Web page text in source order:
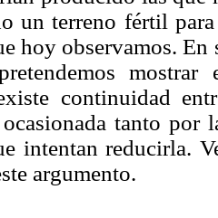
un terreno fértil
hoy observamos. En
mostrar
continuidad
tanto por
intentan reducirla.
argumento.